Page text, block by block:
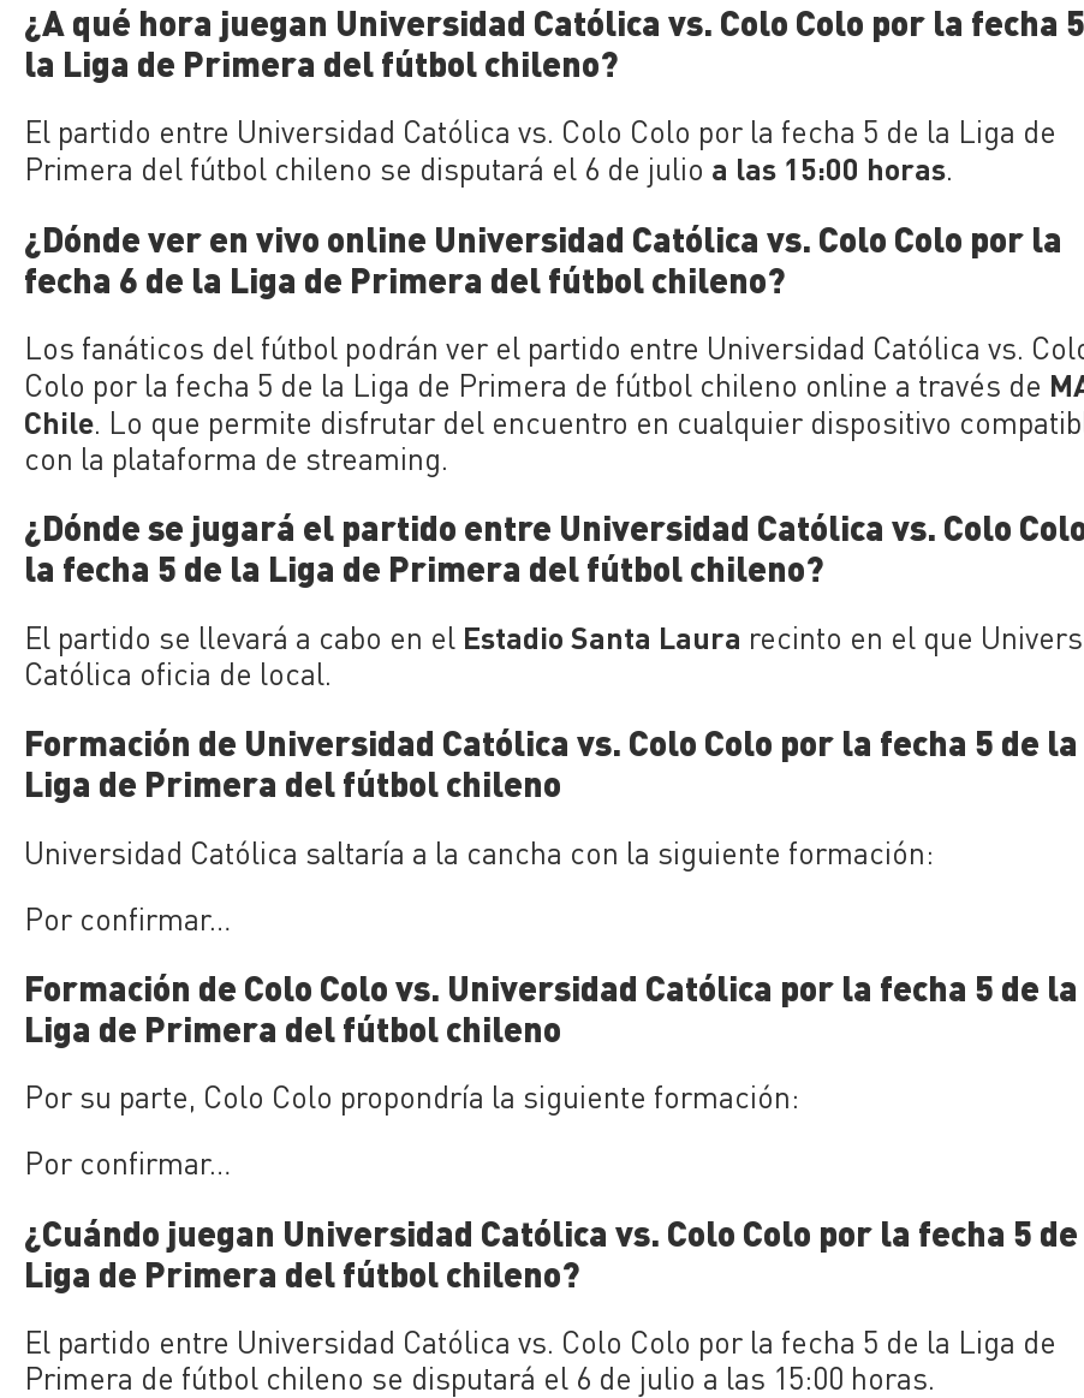
¿A qué hora juegan Universidad Católica vs. Colo Colo por la fecha
la Liga de Primera del fútbol chileno?
El partido entre Universidad Católica vs. Colo Colo por la fecha 5 de la Liga de
Primera del fútbol chileno se disputará el 6 de julio a las 15:00 horas.
¿Dónde ver en vivo online Universidad Católica vs. Colo Colo por la
fecha 6 de la Liga de Primera del fútbol chileno?
Los fanáticos del fútbol podrán ver el partido entre Universidad Católica vs.
Colo por la fecha 5 de la Liga de Primera de fútbol chileno online a través de
Chile. Lo que permite disfrutar del encuentro en cualquier dispositivo
con la plataforma de streaming.
¿Dónde se jugará el partido entre Universidad Católica vs. Colo
la fecha 5 de la Liga de Primera del fútbol chileno?
El partido se llevará a cabo en el Estadio Santa Laura recinto en el que
Católica oficia de local.
Formación de Universidad Católica vs. Colo Colo por la fecha 5 de la
Liga de Primera del fútbol chileno
Universidad Católica saltaría a la cancha con la siguiente formación:
Por confirmar…
Formación de Colo Colo vs. Universidad Católica por la fecha 5 de la
Liga de Primera del fútbol chileno
Por su parte, Colo Colo propondría la siguiente formación:
Por confirmar…
¿Cuándo juegan Universidad Católica vs. Colo Colo por la fecha 5
Liga de Primera del fútbol chileno?
El partido entre Universidad Católica vs. Colo Colo por la fecha 5 de la Liga de
Primera de fútbol chileno se disputará el 6 de julio a las 15:00 horas.